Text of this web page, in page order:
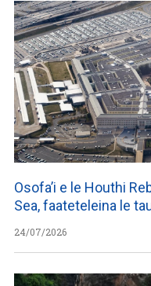
Osofa’i e le Houthi
Sea, faateteleina le
24/07/2026